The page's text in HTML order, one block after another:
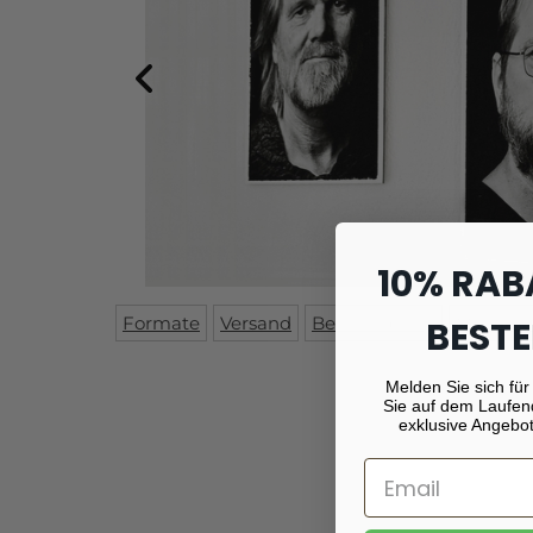
Formate Versand Beschreibung
10%
Melden Sie sich
Sie auf dem
exklusive